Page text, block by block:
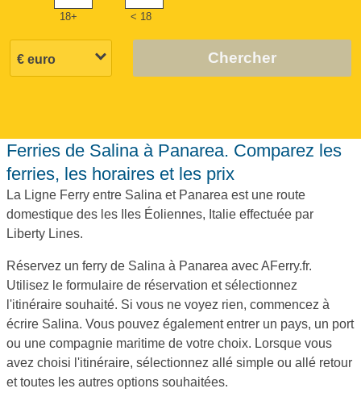
18+ < 18
Chercher
Ferries de Salina à Panarea. Comparez les
ferries, les horaires et les prix
La Ligne Ferry entre Salina et Panarea est une route
domestique des les Iles Éoliennes, Italie effectuée par
Liberty Lines.
Réservez un ferry de Salina à Panarea avec AFerry.fr.
Utilisez le formulaire de réservation et sélectionnez
l'itinéraire souhaité. Si vous ne voyez rien, commencez à
écrire Salina. Vous pouvez également entrer un pays, un port
ou une compagnie maritime de votre choix. Lorsque vous
avez choisi l'itinéraire, sélectionnez allé simple ou allé retour
et toutes les autres options souhaitées.